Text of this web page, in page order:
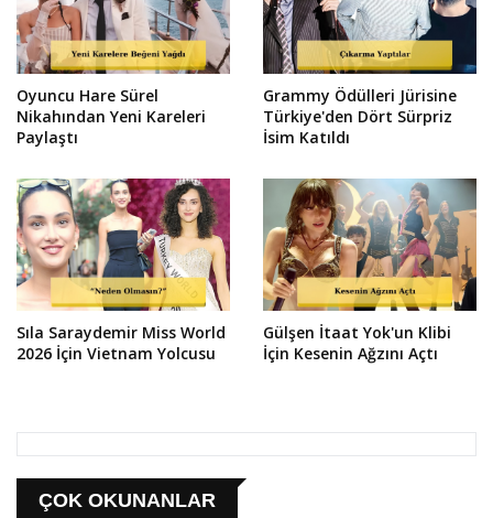
Oyuncu Hare Sürel
Nikahından Yeni Kareleri
Paylaştı
Grammy Ödülleri Jürisine
Türkiye'den Dört Sürpriz
İsim Katıldı
Sıla Saraydemir Miss World
2026 İçin Vietnam Yolcusu
Gülşen İtaat Yok'un Klibi
İçin Kesenin Ağzını Açtı
ÇOK OKUNANLAR